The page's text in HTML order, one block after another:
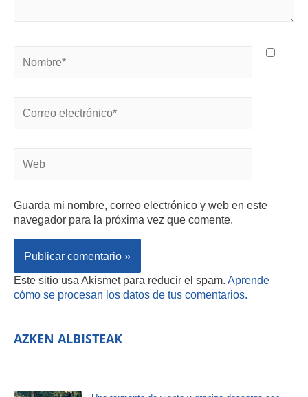
Guarda mi nombre, correo electrónico y web en este
navegador para la próxima vez que comente.
Este sitio usa Akismet para reducir el spam. Aprende
cómo se procesan los datos de tus comentarios.
AZKEN ALBISTEAK